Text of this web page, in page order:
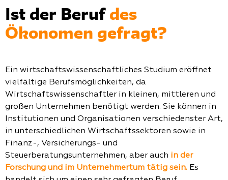
Ist der Beruf des
Ökonomen gefragt?
Ein wirtschaftswissenschaftliches Studium eröffnet
vielfältige Berufsmöglichkeiten, da
Wirtschaftswissenschaftler in kleinen, mittleren und
großen Unternehmen benötigt werden. Sie können in
Institutionen und Organisationen verschiedenster Art,
in unterschiedlichen Wirtschaftssektoren sowie in
Finanz-, Versicherungs- und
Steuerberatungsunternehmen, aber auch in der
Forschung und im Unternehmertum tätig sein. Es